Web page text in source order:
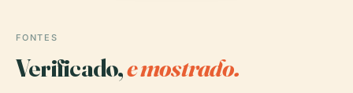
FONTES
Verificado,e mostrado.